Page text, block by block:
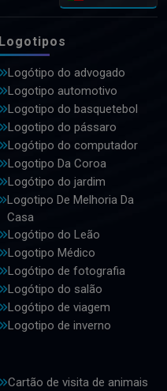
Logotipos
Logótipo do advogado
Logotipo automotivo
Logotipo do basquetebol
Logotipo do pássaro
Logótipo do computador
Logotipo Da Coroa
Logótipo do jardim
Logotipo De Melhoria Da
Casa
Logótipo do Leão
Logotipo Médico
Logótipo de fotografia
Logótipo do salão
Logótipo de viagem
Logotipo de inverno
Cartão de visita de animais